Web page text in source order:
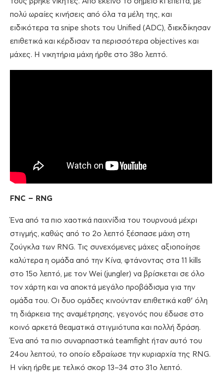
πολύ ωραίες κινήσεις από όλα τα μέλη της, και
ειδικότερα τα snipe shots του Unified (ADC), διεκδίκησαν
επιθετικά και κέρδισαν τα περισσότερα objectives και
μάχες. Η νικητήρια μάχη ήρθε στο 38ο λεπτό.
FNC – RNG
Ένα από τα πιο χαοτικά παιχνίδια του τουρνουά μέχρι
στιγμής, καθώς από το 2ο λεπτό ξέσπασε μάχη στη
ζούγκλα των RNG. Τις συνεχόμενες μάχες αξιοποίησε
καλύτερα η ομάδα από την Κίνα, φτάνοντας στα 11 kills
στο 15ο λεπτό, με τον Wei (jungler) να βρίσκεται σε όλο
τον χάρτη και να αποκτά μεγάλο προβάδισμα για την
ομάδα του. Οι δυο ομάδες κινούνταν επιθετικά καθ’ όλη
τη διάρκεια της αναμέτρησης, γεγονός που έδωσε στο
κοινό αρκετά θεαματικά στιγμιότυπα και πολλή δράση.
Ένα από τα πιο συναρπαστικά teamfight ήταν αυτό του
24ου λεπτού, το οποίο εδραίωσε την κυριαρχία της RNG.
Η νίκη ήρθε με τελικό σκορ 13–34 στο 31ο λεπτό.